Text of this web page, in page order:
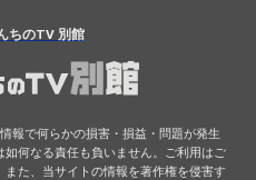
ちのTV 別館
報で何らかの損害・損益・問題が発生
何なる責任も負いません。ご利用はご
た、当サイトの情報を著作権を侵害す